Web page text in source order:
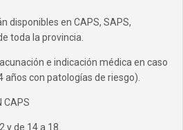
disponibles en CAPS, SAPS,
toda la provincia.
e indicación médica en caso
años con patologías de riesgo).
CAPS
y de 14 a 18.